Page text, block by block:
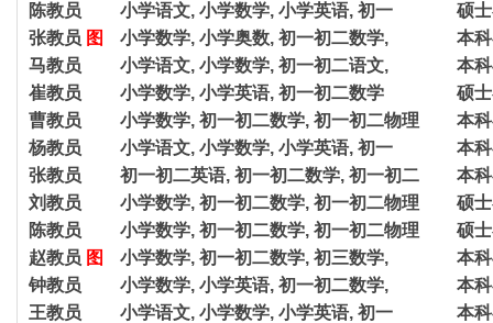
陈教员
小学语文, 小学数学, 小学英语, 初一
硕
张教员 图 小学数学, 小学奥数, 初一初二数学,
本
马教员
小学语文, 小学数学, 初一初二语文,
本
崔教员
小学数学, 小学英语, 初一初二数学
硕
曹教员
小学数学, 初一初二数学, 初一初二物理
本
杨教员
小学语文, 小学数学, 小学英语, 初一
本
张教员
初一初二英语, 初一初二数学, 初一初二
本
刘教员
小学数学, 初一初二数学, 初一初二物理
硕
陈教员
小学数学, 初一初二数学, 初一初二物理
硕
赵教员 图 小学数学, 初一初二数学, 初三数学,
本
钟教员
小学数学, 小学英语, 初一初二数学,
本
王教员
小学语文, 小学数学, 小学英语, 初一
本